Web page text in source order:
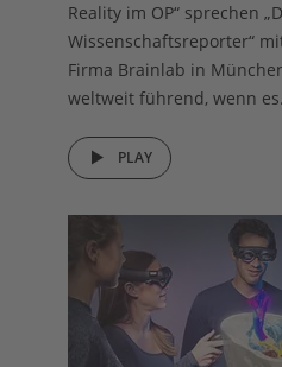
Reality im OP“ sprechen
Wissenschaftsreporter“
Firma Brainlab in
weltweit führend, wenn
PLAY